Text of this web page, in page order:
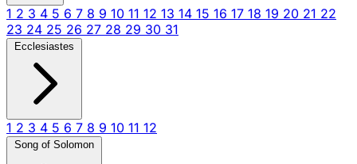
1 2 3 4 5 6 7 8 9 10 11 12 13 14 15 16 17 18 19 20 21 22
23 24 25 26 27 28 29 30 31
Ecclesiastes
1 2 3 4 5 6 7 8 9 10 11 12
Song of Solomon